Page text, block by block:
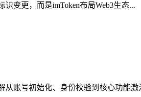
变更，而是imToken布局Web3生态...
账号初始化、身份校验到核心功能